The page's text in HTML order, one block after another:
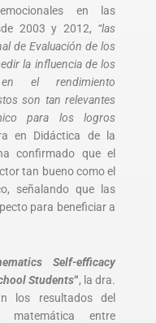
en las
2003 y 2012, “las
de Evaluación de los
la influencia de los
en el rendimiento
son tan relevantes
para los logros
en Didáctica de la
confirmado que el
tan bueno como el
señalando que las
para beneficiar a
Self-efficacy
Students“, la dra.
los resultados del
matemática entre